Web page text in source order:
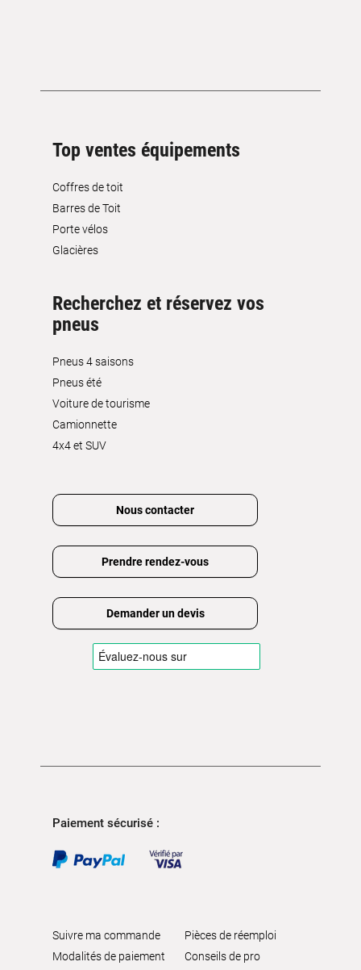
Top ventes équipements
Coffres de toit
Barres de Toit
Porte vélos
Glacières
Recherchez et réservez vos
pneus
Pneus 4 saisons
Pneus été
Voiture de tourisme
Camionnette
4x4 et SUV
Nous contacter
Prendre rendez-vous
Demander un devis
Paiement sécurisé :
Suivre ma commande
Modalités de paiement
Pièces de réemploi
Conseils de pro